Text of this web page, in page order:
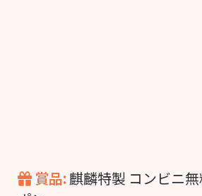
賞品: 麒麟特製 コンビニ